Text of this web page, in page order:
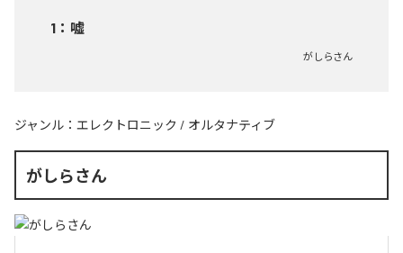
1 ： 嘘
がしらさん
ジャンル： エレクトロニック / オルタナティブ
がしらさん